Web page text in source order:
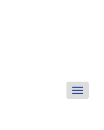
Toggle